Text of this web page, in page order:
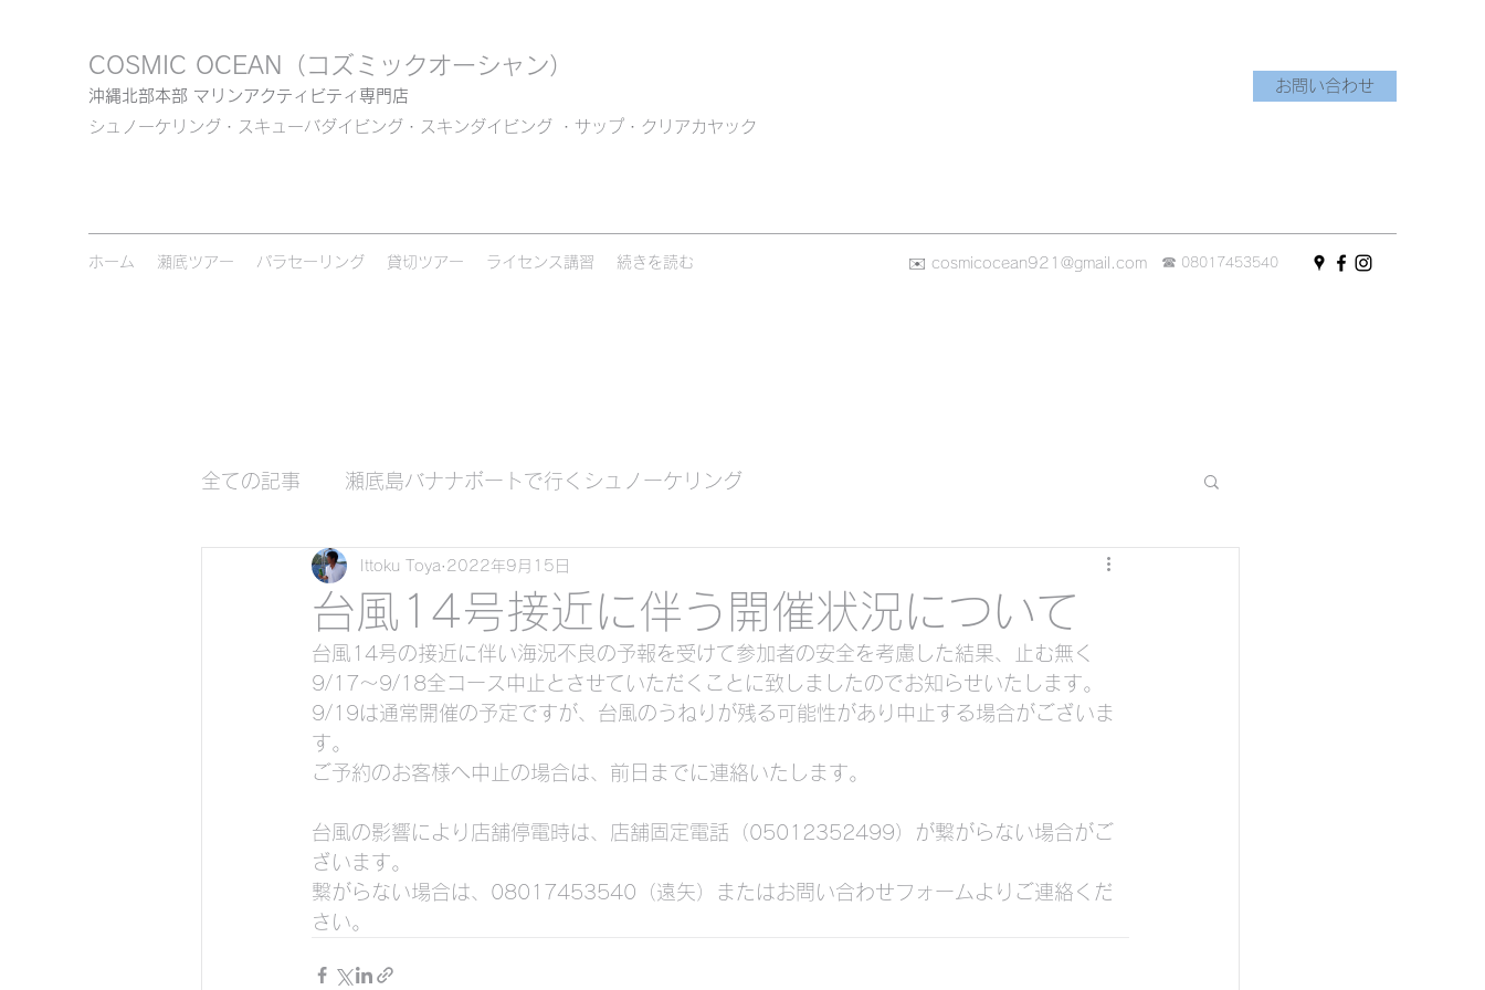
COSMIC OCEAN （コズミックオーシャン）
沖縄北部本部 マリンアクティビティ専門店
シュノーケリング・スキューバダイビング・スキンダイビング ・サップ・クリアカヤック
お問い合わせ
ホーム 瀬底ツアー パラセーリング 貸切ツアー ライセンス講習 続きを読む ✉️ cosmicocean921@gmail.com ☎︎ 08017453540
全ての記事 瀬底島バナナボートで行くシュノーケリング
瀬底島バナナボートで行くスキンダイビング
サップ（スタンドアップパドル ）
貸切クリアーカヤックで行くシュノーケリング&スキンダイビング
貸切サップで行くシュノーケリング&スキンダイビング 貸切ツアービーチ体験ダイビング
貸切ビーチスキンダイビング （素潜り）
台風14号接近に伴う開催状況について
Ittoku Toya 2022年9月15日
台風14号の接近に伴い海況不良の予報を受けて参加者の安全を考慮した結果、止む無く
9/17〜9/18全コース中止とさせていただくことに致しましたのでお知らせいたします。
9/19は通常開催の予定ですが、台風のうねりが残る可能性があり中止する場合がございま
す。
ご予約のお客様へ中止の場合は、前日までに連絡いたします。
台風の影響により店舗停電時は、店舗固定電話（05012352499）が繋がらない場合がご
ざいます。
繋がらない場合は、08017453540（遠矢）またはお問い合わせフォームよりご連絡くだ
さい。